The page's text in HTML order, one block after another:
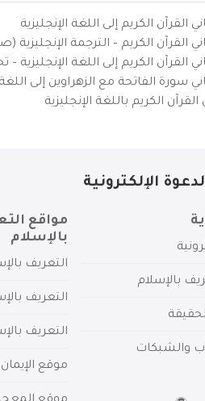
القرآن الكريم إلى اللغة الإنجليزية
القرآن الكريم – الترجمة الإنجليزية
القرآن الكريم إلى اللغة
سورة الفاتحة مع الزهراوين إلى اللغة
الكريم باللغة الإنجليزية
الإلكترونية
بالإسلام
والشبكات
مواقع
بالإسلام
التعريف
التعريف
التعريف
موقع الإيمان